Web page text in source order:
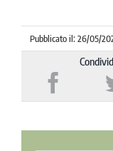
Pubblicato il: 26/05/